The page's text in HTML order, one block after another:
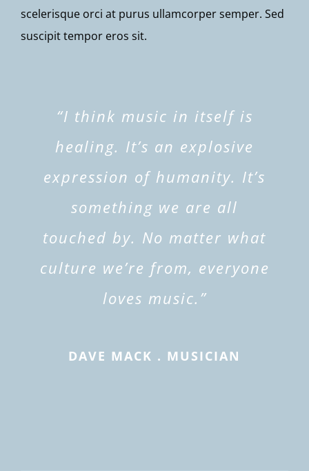
scelerisque orci at purus ullamcorper semper. Sed
suscipit tempor eros sit.
“I think music in itself is
healing. It’s an explosive
expression of humanity. It’s
something we are all
touched by. No matter what
culture we’re from, everyone
loves music.”
DAVE MACK . MUSICIAN